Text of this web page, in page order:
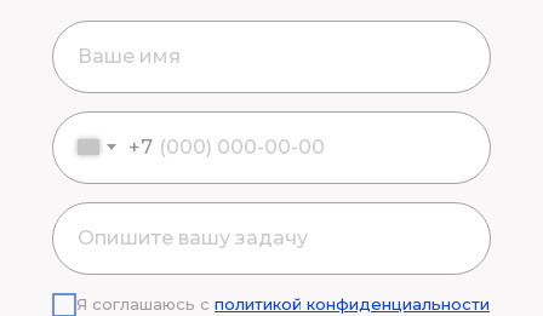
+7
Я соглашаюсь с политикой конфиденциальности